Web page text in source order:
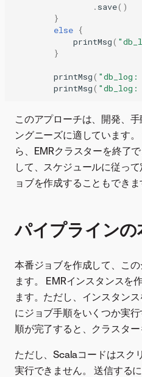
. save()
}
else {
printMsg(
}
printMsg( "db_log:
printMsg( "db_log:
このアプローチは、開発、
ングニーズに適しています
ら、EMRクラスターを終了
して、スケジュールに従っ
ョブを作成することもできま
パイプラインの
本番ジョブを作成して、こ
ます。 EMRインスタンスを
ます。ただし、インスタン
にジョブ手順をいくつか実
順が完了すると、クラスター
ただし、Scalaコードはスク
実行できません。 送信する